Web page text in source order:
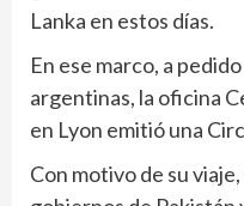
Lanka en estos días.
En ese marco, a
argentinas, la oficina
en Lyon emitió una
Con motivo de su